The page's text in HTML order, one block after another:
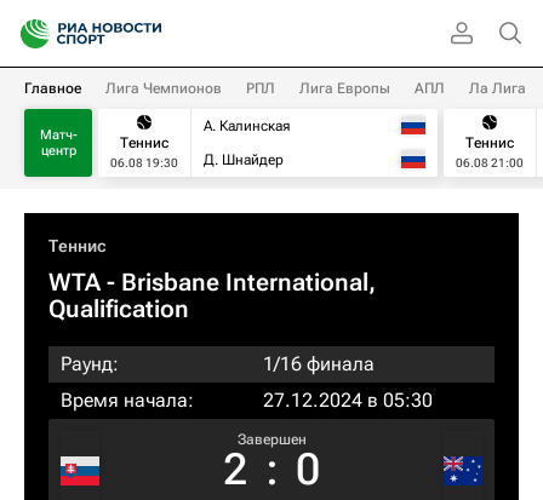
Главное Лига Чемпионов РПЛ Лига Европы АПЛ Ла Лига
Матч-
центр
Теннис
06.08 19:30
А. Калинская
Д. Шнайдер
Теннис
06.08 21:00
Теннис
WTA- Brisbane International,
Qualification
Раунд:
1/16 финала
Время начала:
27.12.2024 в 05:30
Завершен
2 : 0